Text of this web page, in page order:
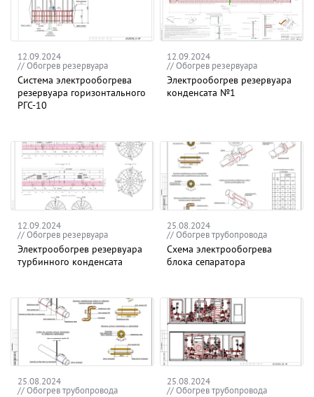
12.09.2024
// Обогрев резервуара
Система электрообогрева
резервуара горизонтального
РГС-10
12.09.2024
// Обогрев резервуара
Электрообогрев резервуара
конденсата №1
12.09.2024
// Обогрев резервуара
Электрообогрев резервуара
турбинного конденсата
25.08.2024
// Обогрев трубопровода
Схема электрообогрева
блока сепаратора
25.08.2024
// Обогрев трубопровода
25.08.2024
// Обогрев трубопровода